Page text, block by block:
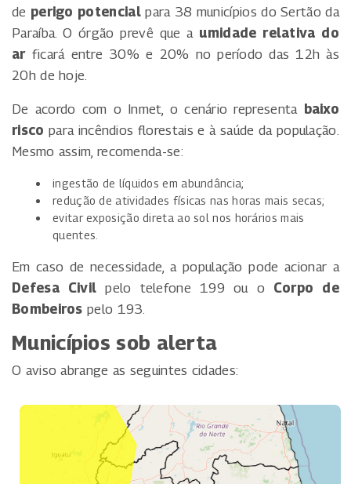
de perigo potencialpara 38 municípios do Sertão da
Paraíba. O órgão prevê que a umidade relativa do
arficará entre 30% e 20% no período das 12h às
20h de hoje.
De acordo com o Inmet, o cenário representa baixo
risco para incêndios florestais e à saúde da população.
Mesmo assim, recomenda-se:
ingestão de líquidos em abundância;
redução de atividades físicas nas horas mais secas;
evitar exposição direta ao sol nos horários mais
quentes.
Em caso de necessidade, a população pode acionar a
Defesa Civil pelo telefone 199 ou o Corpo de
Bombeiros pelo 193.
Municípios sob alerta
O aviso abrange as seguintes cidades: